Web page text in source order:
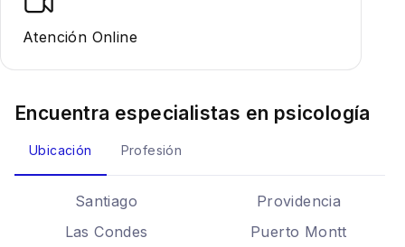
Atención Online
Encuentra especialistas en psicología
Ubicación Profesión
Santiago
Providencia
Las Condes
Puerto Montt